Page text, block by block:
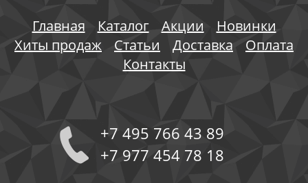
Главная Каталог Акции
Новинки
Хиты продаж
Статьи Доставка
Оплата
Контакты
+7 495 766 43 89
+7 977 454 78 18